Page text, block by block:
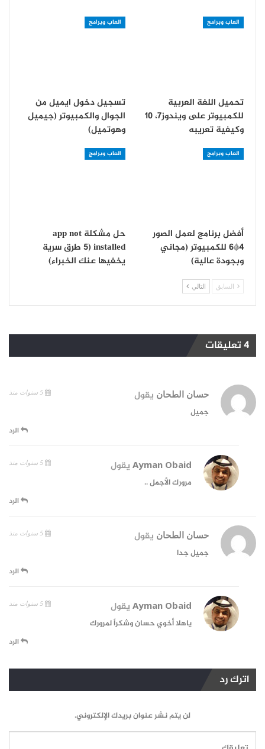
العاب وبرامج
تحميل اللغة العربية
للكمبيوتر على ويندوز7، 10
وكيفية تعريبه
العاب وبرامج
تسجيل دخول ايميل من
الجوال والكمبيوتر (جيميل
وهوتميل)
العاب وبرامج
أفضل برنامج لعمل الصور
4*6 للكمبيوتر (مجاني
وبجودة عالية)
العاب وبرامج
حل مشكلة app not
installed (5 طرق سرية
يخفيها عنك الخبراء)
السابق التالي
4 تعليقات
حسان الطحان يقول
جميل
الرد
Ayman Obaid يقول
مرورك الأجمل ..
الرد
حسان الطحان يقول
جميل جدا
الرد
Ayman Obaid يقول
ياهلا أخوي حسان وشكراً لمرورك
الرد
اترك رد
لن يتم نشر عنوان بريدك الإلكتروني.